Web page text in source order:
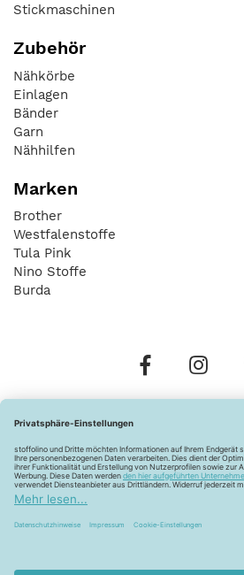
Stickmaschinen
Zubehör
Nähkörbe
Einlagen
Bänder
Garn
Nähhilfen
Marken
Brother
Westfalenstoffe
Tula Pink
Nino Stoffe
Burda
Widerrufsbelehrung
Barrierefreiheitserklärung